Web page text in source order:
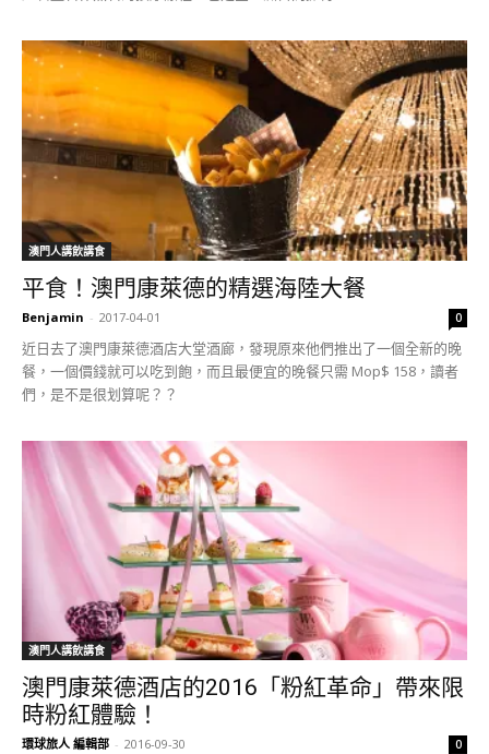
澳門人講飲講食
平食！澳門康萊德的精選海陸大餐
Benjamin - 2017-04-01 0
近日去了澳門康萊德酒店大堂酒廊，發現原來他們推出了一個全新的晚
餐，一個價錢就可以吃到飽，而且最便宜的晚餐只需 Mop$ 158，讀者
們，是不是很划算呢？？
澳門人講飲講食
澳門康萊德酒店的2016「粉紅革命」帶來限
時粉紅體驗！
環球旅人 編輯部 - 2016-09-30 0